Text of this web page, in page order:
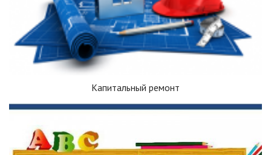
Капитальный ремонт